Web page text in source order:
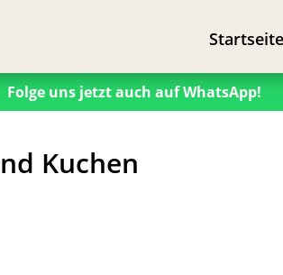
Startseite
Folge uns jetzt auch auf WhatsApp!
Kuchen